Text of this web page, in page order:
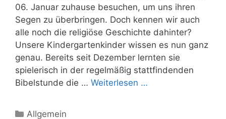
06. Januar zuhause besuchen, um uns ihren
Segen zu überbringen. Doch kennen wir auch
alle noch die religiöse Geschichte dahinter?
Unsere Kindergartenkinder wissen es nun ganz
genau. Bereits seit Dezember lernten sie
spielerisch in der regelmäßig stattfindenden
Bibelstunde die … Weiterlesen …
Kategorien
Allgemein